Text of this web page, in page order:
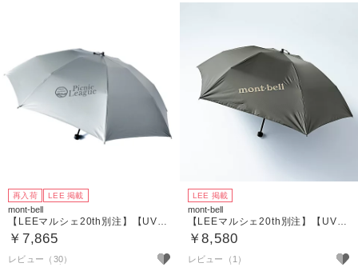
再入荷 LEE 掲載
mont-bell
【LEEマルシェ20th別注】【UVカット】【晴雨兼用】 Picnic Leagueロゴ入り／ サンブロックアンブレラ55
￥7,865
レビュー（30）
LEE 掲載
mont-bell
【LEEマルシェ20th別注】【UVカット】【晴雨兼用】Picnic Leagueロゴ入りトラベルサンブロックアンブレラ55
￥8,580
レビュー（1）